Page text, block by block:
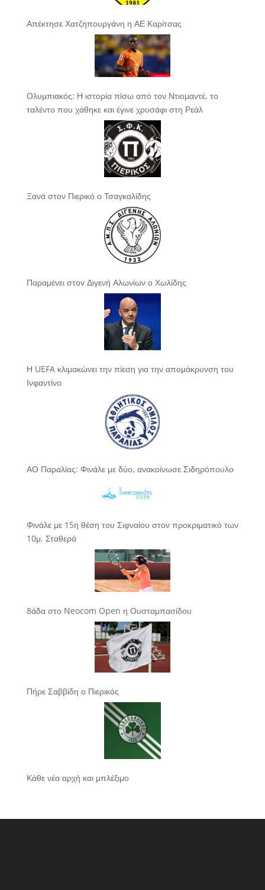
Απέκτησε Χατζηπουργάνη η ΑΕ Καρίτσας
Ολυμπιακός: Η ιστορία πίσω από τον Ντιομαντέ, το
ταλέντο που χάθηκε και έγινε χρυσάφι στη Ρεάλ
Ξανά στον Πιερικό ο Τσαγκαλίδης
Παραμένει στον Διγενή Αλωνίων ο Χωλίδης
Η UEFA κλιμακώνει την πίεση για την απομάκρυνση του
Ινφαντίνο
ΑΟ Παραλίας: Φινάλε με δύο, ανακοίνωσε Σιδηρόπουλο
Φινάλε με 15η θέση του Σιφναίου στον προκριματικό των
10μ. Σταθερά
8άδα στο Neocom Open η Ουσταμπασίδου
Πήρε Σαββίδη ο Πιερικός
Κάθε νέα αρχή και μπλέξιμο